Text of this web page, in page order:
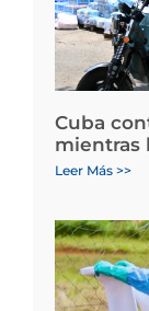
Cuba
mientras
Leer Más >>